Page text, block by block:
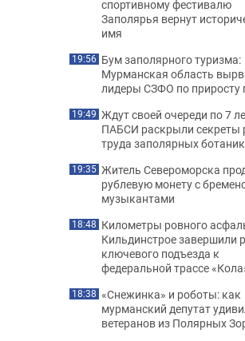
спортивному фестивалю
Заполярья вернут
имя
19:56 Бум заполярного туризма:
Мурманская область
лидеры СЗФО по приросту
19:49 Ждут своей очереди по 7
ПАБСИ раскрыли секреты
труда заполярных
19:35 Житель Североморска
рублевую монету с
музыкантами
18:48 Километры ровного
Кильдинстрое завершили
ключевого подъезда к
федеральной трассе
18:38 «Снежинка» и роботы: как
мурманский депутат
ветеранов из Полярных